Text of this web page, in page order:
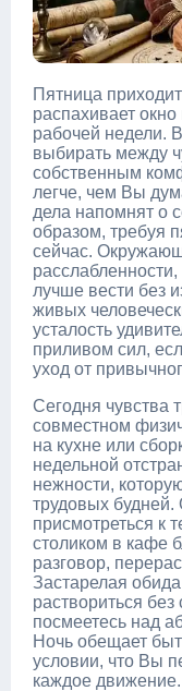
Пятница
распахивает
рабочей недели.
выбирать между
собственным
легче, чем Вы
дела напомнят о
образом, требуя
сейчас.
лучше вести без
живых
усталость
приливом сил,
уход от
Сегодня чувства
совместном
на кухне или
недельной
нежности,
трудовых
присмотреться к
столиком в кафе
разговор,
Застарелая
раствориться
посмеетесь над
Ночь обещает
условии, что Вы
каждое движение.